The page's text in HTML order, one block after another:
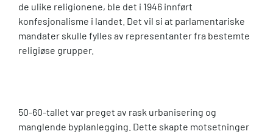
de ulike religionene, ble det i 1946 innført
konfesjonalisme i landet. Det vil si at parlamentariske
mandater skulle fylles av representanter fra bestemte
religiøse grupper.
50-60-tallet var preget av rask urbanisering og
manglende byplanlegging. Dette skapte motsetninger